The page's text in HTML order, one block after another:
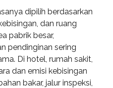
dipilih berdasarkan
dan ruang
pabrik besar,
pendinginan sering
Di hotel, rumah sakit,
dan emisi kebisingan
bakar, jalur inspeksi,